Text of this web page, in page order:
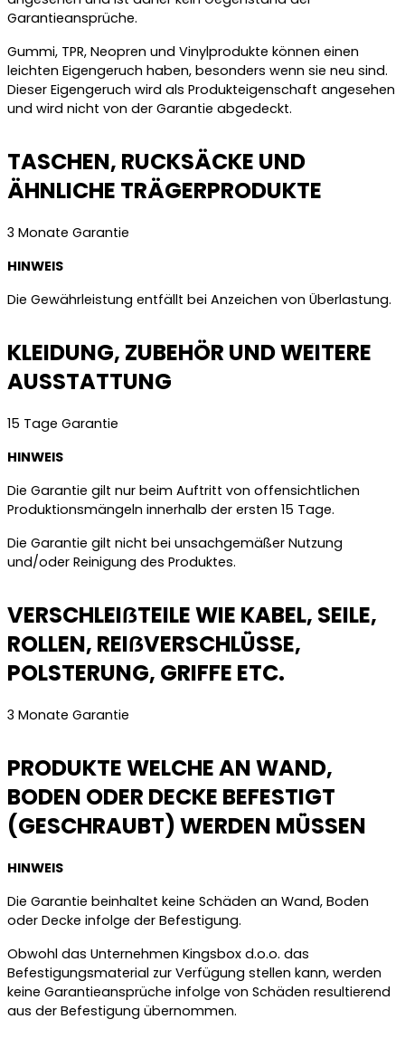
Garantieansprüche.
Gummi, TPR, Neopren und Vinylprodukte können einen
leichten Eigengeruch haben, besonders wenn sie neu sind.
Dieser Eigengeruch wird als Produkteigenschaft angesehen
und wird nicht von der Garantie abgedeckt.
TASCHEN, RUCKSÄCKE UND
ÄHNLICHE TRÄGERPRODUKTE
3 Monate Garantie
HINWEIS
Die Gewährleistung entfällt bei Anzeichen von Überlastung.
KLEIDUNG, ZUBEHÖR UND WEITERE
AUSSTATTUNG
15 Tage Garantie
HINWEIS
Die Garantie gilt nur beim Auftritt von offensichtlichen
Produktionsmängeln innerhalb der ersten 15 Tage.
Die Garantie gilt nicht bei unsachgemäßer Nutzung
und/oder Reinigung des Produktes.
VERSCHLEIẞTEILE WIE KABEL, SEILE,
ROLLEN, REIẞVERSCHLÜSSE,
POLSTERUNG, GRIFFE ETC.
3 Monate Garantie
PRODUKTE WELCHE AN WAND,
BODEN ODER DECKE BEFESTIGT
(GESCHRAUBT) WERDEN MÜSSEN
HINWEIS
Die Garantie beinhaltet keine Schäden an Wand, Boden
oder Decke infolge der Befestigung.
Obwohl das Unternehmen Kingsbox d.o.o. das
Befestigungsmaterial zur Verfügung stellen kann, werden
keine Garantieansprüche infolge von Schäden resultierend
aus der Befestigung übernommen.